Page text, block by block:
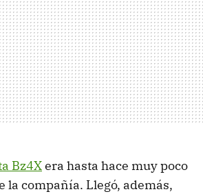
Bz4Xera hasta hace muy poco
la compañía. Llegó, además,